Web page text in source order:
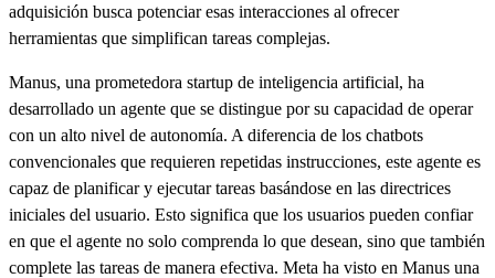
adquisición busca potenciar esas interacciones al ofrecer
herramientas que simplifican tareas complejas.
Manus, una prometedora startup de inteligencia artificial, ha
desarrollado un agente que se distingue por su capacidad de operar
con un alto nivel de autonomía. A diferencia de los chatbots
convencionales que requieren repetidas instrucciones, este agente es
capaz de planificar y ejecutar tareas basándose en las directrices
iniciales del usuario. Esto significa que los usuarios pueden confiar
en que el agente no solo comprenda lo que desean, sino que también
complete las tareas de manera efectiva. Meta ha visto en Manus una